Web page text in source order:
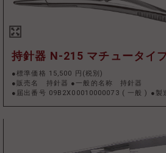
持針器 N-215 マチュータイ
●標準価格 15,500 円(税別)
●販売名 持針器 ●一般的名称 持針器
●届出番号 09B2X00010000073 ( 一般) ●製